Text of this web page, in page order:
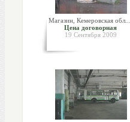
Магазин, Кемеровская обл....
Цена договорная
19 Сентября 2009